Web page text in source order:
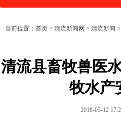
当前位置：首页 > 清流新闻网 > 清流新闻 >
清流县畜牧兽医
牧水产
2018-03-12